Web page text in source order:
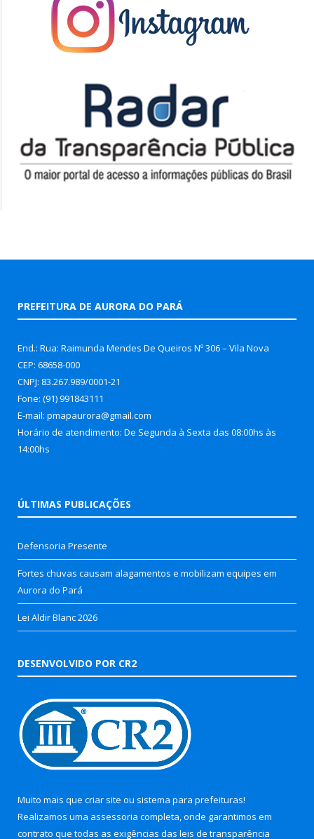
PREFEITURA DE AURORA DO PARÁ
End.: Rua: Raimunda Mendes De Queiros Nº 306 – Vila Nova
CEP: 68658-000
CNPJ: 83.267.989/0001-21
Fone: (91) 991843111
E-mail: pmapaurora@gmail.com
Horário de atendimento: De Segunda à Sexta das 08:00hs às
14:00hs
ÚLTIMAS PUBLICAÇÕES
Defensoria Presente
Fortes chuvas causam alagamentos e mobilizam equipes em
Aurora do Pará
Lei Aldir Blanc 2026
DESENVOLVIDO POR CR2
Muito mais que criar site ou sistema para prefeituras!
Realizamos uma assessoria completa, onde garantimos em
contrato que todas as exigências das leis de transparência